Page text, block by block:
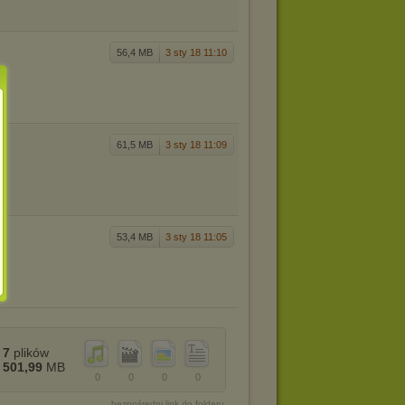
56,4 MB 3 sty 18 11:10
61,5 MB 3 sty 18 11:09
53,4 MB 3 sty 18 11:05
0
0
0
0
7 plików
501,99 MB